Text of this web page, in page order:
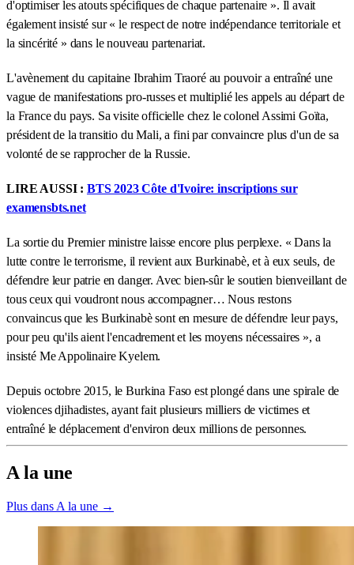
d'optimiser les atouts spécifiques de chaque partenaire ». Il avait
également insisté sur « le respect de notre indépendance territoriale et
la sincérité » dans le nouveau partenariat.
L'avènement du capitaine Ibrahim Traoré au pouvoir a entraîné une
vague de manifestations pro-russes et multiplié les appels au départ de
la France du pays. Sa visite officielle chez le colonel Assimi Goïta,
président de la transitio du Mali, a fini par convaincre plus d'un de sa
volonté de se rapprocher de la Russie.
LIRE AUSSI : BTS 2023 Côte d'Ivoire: inscriptions sur
examensbts.net
La sortie du Premier ministre laisse encore plus perplexe. « Dans la
lutte contre le terrorisme, il revient aux Burkinabè, et à eux seuls, de
défendre leur patrie en danger. Avec bien-sûr le soutien bienveillant de
tous ceux qui voudront nous accompagner… Nous restons
convaincus que les Burkinabè sont en mesure de défendre leur pays,
pour peu qu'ils aient l'encadrement et les moyens nécessaires », a
insisté Me Appolinaire Kyelem.
Depuis octobre 2015, le Burkina Faso est plongé dans une spirale de
violences djihadistes, ayant fait plusieurs milliers de victimes et
entraîné le déplacement d'environ deux millions de personnes.
A la une
Plus dans A la une →